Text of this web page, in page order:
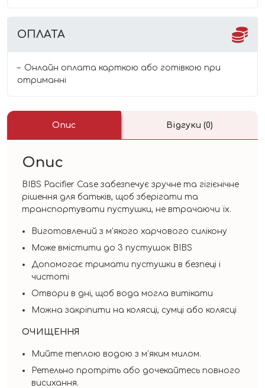
ОПЛАТА
Онлайн оплата карткою або готівкою при
отриманні
Опис Відгуки (0)
Опис
BIBS Pacifier Case забезпечує зручне та гігієнічне
рішення для батьків, щоб зберігати та
транспортувати пустушки, не втрачаючи їх.
Виготовлений з м’якого харчового силікону
Може вмістити до 3 пустушок BIBS
Допомогає тримати пустушки в безпеці і
чистоті
Отвори в дні, щоб вода могла витікати
Можна закріпити на колясці, сумці або колясці
ОЧИЩЕННЯ
Мийте теплою водою з м’яким милом.
Ретельно протріть або дочекайтесь повного
висихання.